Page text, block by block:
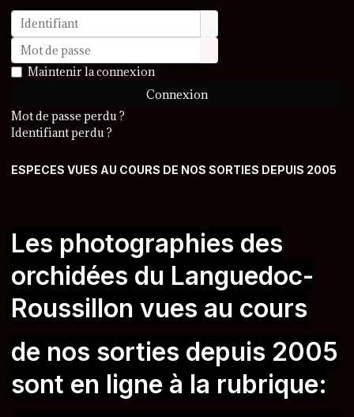
Identifiant
Mot de passe
Afficher le mot de passe
Maintenir la connexion
Connexion
Mot de passe perdu ?
Identifiant perdu ?
ESPECES VUES AU COURS DE NOS SORTIES DEPUIS 2005
Les photographies des
orchidées du Languedoc-
Roussillon vues au cours
de nos sorties depuis 2005
sont en ligne à la rubrique: